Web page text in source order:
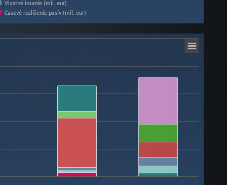
Vlastné imanie (mil. eur)
Časové rozlíšenie pasív (mil. eur)